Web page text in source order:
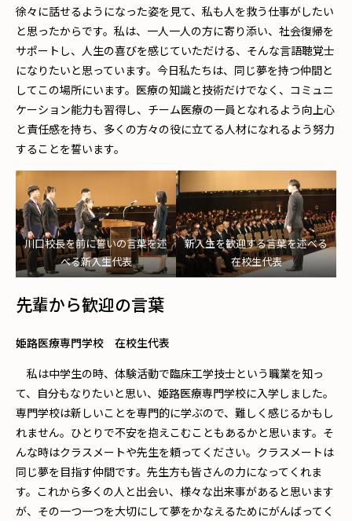
徐々に話せるようになった姿を見て、私も人を救う仕事がしたい
と思ったからです。私は、一人一人の方に寄り添い、社会復帰を
サポートし、人生の喜びを感じていただける、そんな言語聴覚士
になりたいと思っています。今日私たちは、同じ夢を持つ仲間と
してこの場所にいます。医療の知識と技術だけでなく、コミュニ
ケーション能力も習得し、チーム医療の一員となれるよう向上心
と責任感を持ち、多くの方々の役に立てる人材になれるよう努力
することを誓います。
川口校長を前に誓いの言葉を述
べる新入生代表
新入生を歓迎する言葉を述べる
在校生代表
先輩から歓迎の言葉
姫路医療専門学校 在校生代表
私は中学生の時、体験活動で臨床工学技士という職業を知っ
て、自分もなりたいと思い、姫路医療専門学校に入学しました。
専門学校は新しいことを専門的に学ぶので、難しく感じるかもし
れません。ひとりで不安を抱えこむこともあるかと思います。そ
んな時はクラスメートや先生を頼ってください。クラスメートは
同じ夢を目指す仲間です。先生方も皆さんの力になってくれま
す。これから多くの人と出会い、様々な出来事があると思います
が、その一つ一つを大切にして夢をかなえるためにがんばってく